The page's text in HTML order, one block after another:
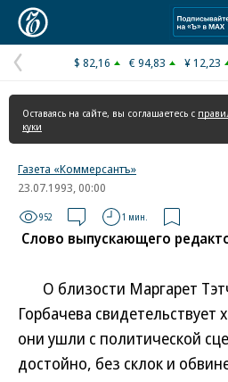
Предыдущая
страница
$ 82,16 € 94,83 ¥ 12,23
Оставаясь на сайте, вы соглашаетесь с
куки
Газета «Коммерсантъ»
23.07.1993, 00:00
952 1 мин.
Слово выпускающего
О близости Маргарет
Горбачева свидетельствует
они ушли с политической
достойно, без склок и